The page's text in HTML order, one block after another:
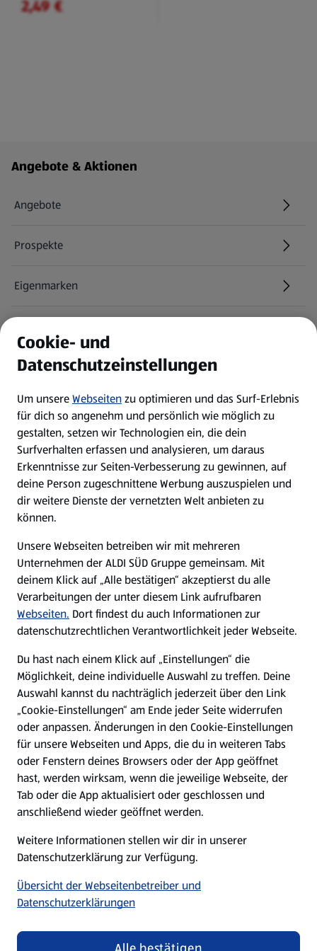
2,49 €
Fußzeilenmenü - weitere Links
Angebote & Aktionen
Angebote
Prospekte
Eigenmarken
Newsletter
WhatsApp
Über ALDI SÜD
Filialen
Nachhaltigkeit
Karriere
Presse
Hilfe & Kontakt
(öffnet in einem neuen Tab)
Unternehmen
Folge uns hier:
Datenschutz- und Richtlinienmenü
Cookie-Einstellungen
Cookie- und
Datenschutzeinstellungen
Um unsereWebseitenzu optimieren und das Surf-Erlebnis
für dich so angenehm und persönlich wie möglich zu
gestalten, setzen wir Technologien ein, die dein
Surfverhalten erfassen und analysieren, um daraus
Erkenntnisse zur Seiten-Verbesserung zu gewinnen, auf
deine Person zugeschnittene Werbung auszuspielen und
dir weitere Dienste der vernetzten Welt anbieten zu
können.
Unsere Webseiten betreiben wir mit mehreren
Unternehmen der ALDI SÜD Gruppe gemeinsam. Mit
deinem Klick auf „Alle bestätigen“ akzeptierst du alle
Verarbeitungen der unter diesem Link aufrufbaren
Webseiten. Dort findest du auch Informationen zur
datenschutzrechtlichen Verantwortlichkeit jeder Webseite.
Du hast nach einem Klick auf „Einstellungen“ die
Möglichkeit, deine individuelle Auswahl zu treffen. Deine
Auswahl kannst du nachträglich jederzeit über den Link
„Cookie-Einstellungen“ am Ende jeder Seite widerrufen
oder anpassen. Änderungen in den Cookie-Einstellungen
für unsere Webseiten und Apps, die du in weiteren Tabs
oder Fenstern deines Browsers oder der App geöffnet
hast, werden wirksam, wenn die jeweilige Webseite, der
Tab oder die App aktualisiert oder geschlossen und
anschließend wieder geöffnet werden.
Weitere Informationen stellen wir dir in unserer
Datenschutzerklärung zur Verfügung.
Übersicht der Webseitenbetreiber und
Datenschutzerklärungen